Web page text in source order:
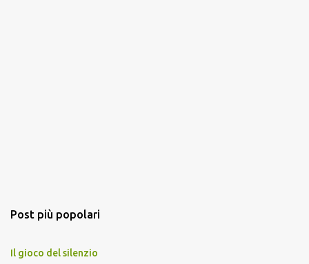
Post più popolari
Il gioco del silenzio